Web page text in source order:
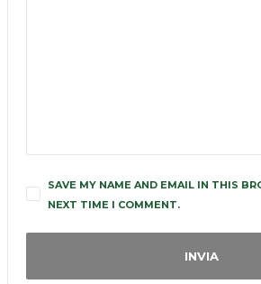
SAVE MY NAME AND EMAIL IN THIS
NEXT TIME I COMMENT.